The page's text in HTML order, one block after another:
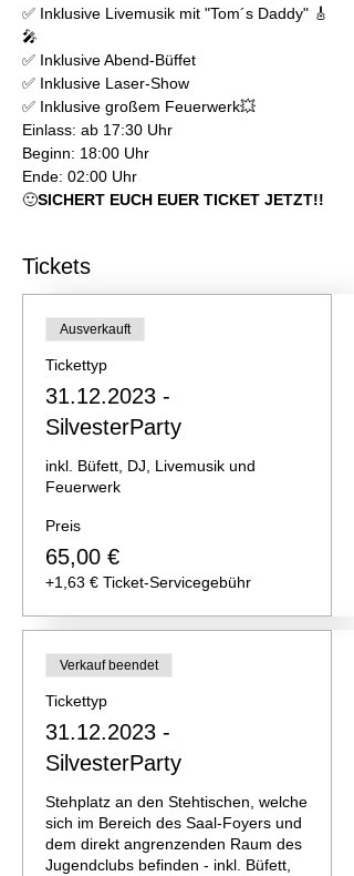
✅ Inklusive Livemusik mit "Tom´s Daddy" 🎸
🎤
✅ Inklusive Abend-Büffet
✅ Inklusive Laser-Show
✅ Inklusive großem Feuerwerk💥
​Einlass: ab 17:30 Uhr
Beginn: 18:00 Uhr
Ende: 02:00 Uhr
🙂SICHERT EUCH EUER TICKET JETZT!!
Tickets
Ausverkauft
Tickettyp
31.12.2023 -
SilvesterParty
inkl. Büfett, DJ, Livemusik und
Feuerwerk
Preis
65,00 €
+1,63 € Ticket-Servicegebühr
Verkauf beendet
Tickettyp
31.12.2023 -
SilvesterParty
Stehplatz an den Stehtischen, welche
sich im Bereich des Saal-Foyers und
dem direkt angrenzenden Raum des
Jugendclubs befinden - inkl. Büfett,